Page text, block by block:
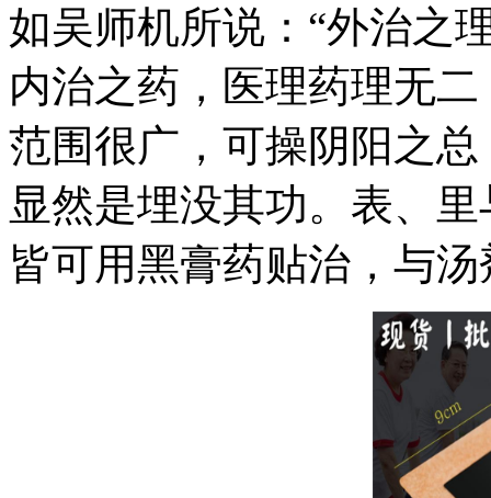
如吴师机所说：“外治之
内治之药，医理药理无
范围很广，可操阴阳之
显然是埋没其功。表、
皆可用黑膏药贴治，与